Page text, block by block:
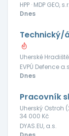
HPP · MDP GEO,
Dnes
Technický/
Uherské
EVPÚ Defence
Dnes
Pracovník
Uherský Ostroh
34 000 Kč
DYAS.EU, a.s.